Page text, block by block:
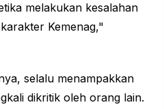
melakukan kesalahan
Kemenag,"
selalu menampakkan
dikritik oleh orang lain.